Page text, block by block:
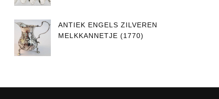
ANTIEK ENGELS ZILVEREN
MELKKANNETJE (1770)